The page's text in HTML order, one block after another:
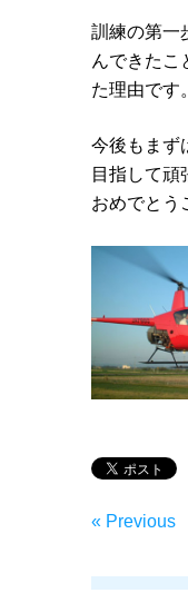
訓練の第一
んできたこ
た理由です。
今後もまず
目指して頑
おめでとう
« Previous